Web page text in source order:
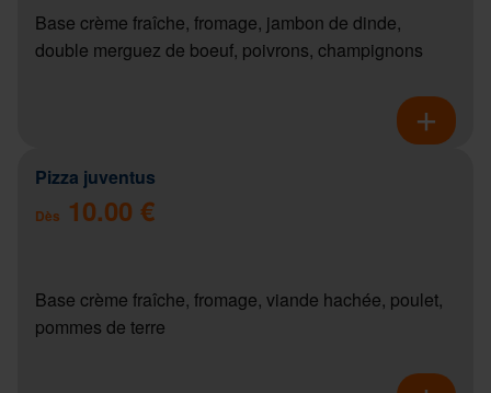
Base crème fraîche, fromage, jambon de dinde,
double merguez de boeuf, poivrons, champignons
Pizza juventus
Dès 10.00 €
Base crème fraîche, fromage, viande hachée, poulet,
pommes de terre